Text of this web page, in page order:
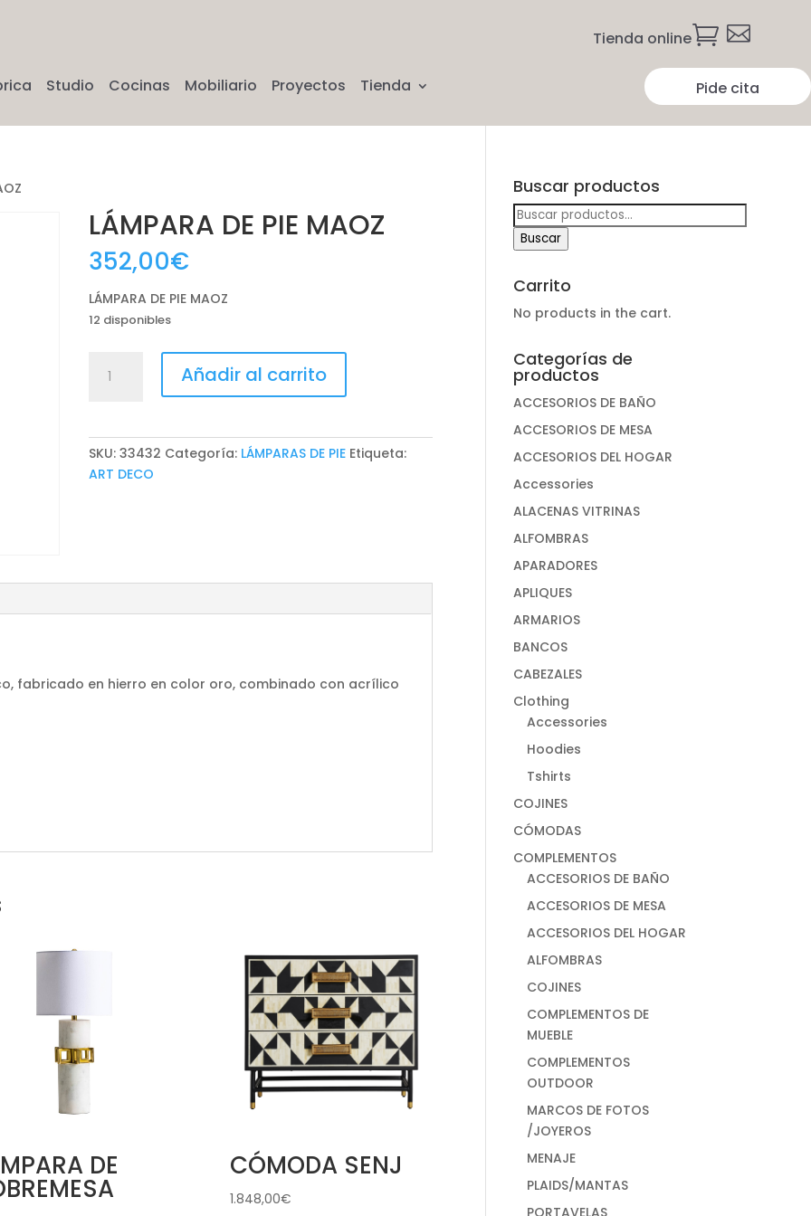
Tienda online 
Studio Cocinas Mobiliario Proyectos Tienda Pide cita
LÁMPARA DE PIE MAOZ
352,00€
LÁMPARA DE PIE MAOZ
12 disponibles
cantidad
Añadir al carrito
SKU:33432 Categoría: LÁMPARAS DE PIE Etiqueta:
ART DECO
fabricado en hierro en color oro, combinado con acrílico
DE CÓMODA SENJ
1.848,00€
Buscar productos
Buscar
por:
Buscar
Carrito
No products in the cart.
Categorías de
productos
ACCESORIOS DE BAÑO
ACCESORIOS DE MESA
ACCESORIOS DEL HOGAR
Accessories
ALACENAS VITRINAS
ALFOMBRAS
APARADORES
APLIQUES
ARMARIOS
BANCOS
CABEZALES
Clothing
Accessories
Hoodies
Tshirts
COJINES
CÓMODAS
COMPLEMENTOS
ACCESORIOS DE BAÑO
ACCESORIOS DE MESA
ACCESORIOS DEL HOGAR
ALFOMBRAS
COJINES
COMPLEMENTOS DE
MUEBLE
COMPLEMENTOS
OUTDOOR
MARCOS DE FOTOS
/JOYEROS
MENAJE
PLAIDS/MANTAS
PORTAVELAS